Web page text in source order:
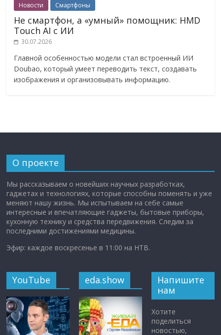
Новости Смартфоны
Не смартфон, а «умный» помощник: HMD
Touch AI с ИИ
30.07.2026
Главной особенностью модели стал встроенный ИИ
Doubao, который умеет переводить текст, создавать
изображения и организовывать информацию.
О проекте
Мы рассказываем о новейших научных разработках,
гаджетах и технологиях, которые способны поменять и уже
меняют нашу жизнь. Мы испытываем на себе самые
интересные и впечатляющие гаджеты, бытовые приборы,
кухонную технику и средства передвижения. Следим за
последними достижениями медицины.
Эфир: каждое воскресенье в 11:00 на НТВ.
YouTube eda.show
Напишите
нам
Хотите
поделиться
новостью,